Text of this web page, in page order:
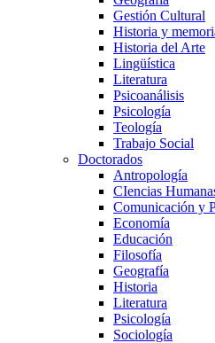
Gestión Cultural
Historia y
Historia del Arte
Lingüística
Literatura
Psicoanálisis
Psicología
Teología
Trabajo Social
Doctorados
Antropología
CIencias
Comunicación y
Economía
Educación
Filosofía
Geografía
Historia
Literatura
Psicología
Sociología